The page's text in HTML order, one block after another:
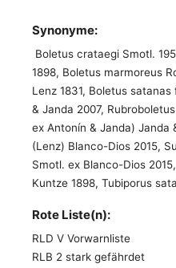
Synonyme:
Boletus crataegi Smotl.
1898, Boletus marmoreus
Lenz 1831, Boletus
& Janda 2007,
ex Antonín & Janda) Janda
(Lenz) Blanco-Dios 2015,
Smotl. ex Blanco-Dios
Kuntze 1898, Tubiporus
Rote Liste(n):
RLD V Vorwarnliste
RLB 2 stark gefährdet